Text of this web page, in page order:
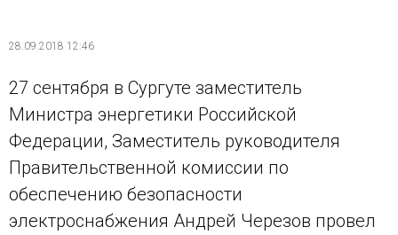
28.09.2018 12:46
27 сентября в Сургуте заместитель
Министра энергетики Российской
Федерации, Заместитель руководителя
Правительственной комиссии по
обеспечению безопасности
электроснабжения Андрей Черезов провел